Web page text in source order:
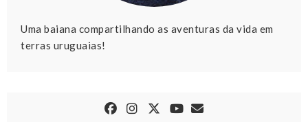
Uma baiana compartilhando as aventuras da vida em
terras uruguaias!